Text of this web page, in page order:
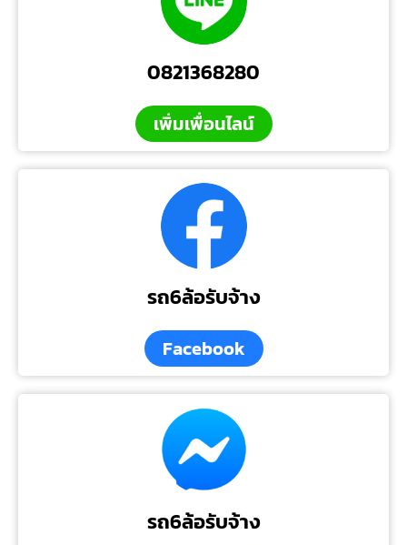
0821368280
เพิ่มเพื่อนไลน์
รถ6ล้อรับจ้าง
Facebook
รถ6ล้อรับจ้าง